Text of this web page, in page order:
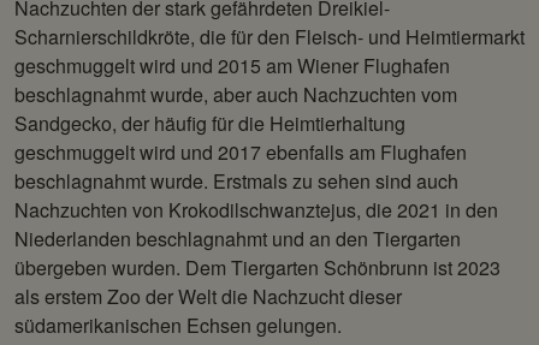
Nachzuchten der stark gefährdeten Dreikiel-
Scharnierschildkröte, die für den Fleisch- und Heimtiermarkt
geschmuggelt wird und 2015 am Wiener Flughafen
beschlagnahmt wurde, aber auch Nachzuchten vom
Sandgecko, der häufig für die Heimtierhaltung
geschmuggelt wird und 2017 ebenfalls am Flughafen
beschlagnahmt wurde. Erstmals zu sehen sind auch
Nachzuchten von Krokodilschwanztejus, die 2021 in den
Niederlanden beschlagnahmt und an den Tiergarten
übergeben wurden. Dem Tiergarten Schönbrunn ist 2023
als erstem Zoo der Welt die Nachzucht dieser
südamerikanischen Echsen gelungen.